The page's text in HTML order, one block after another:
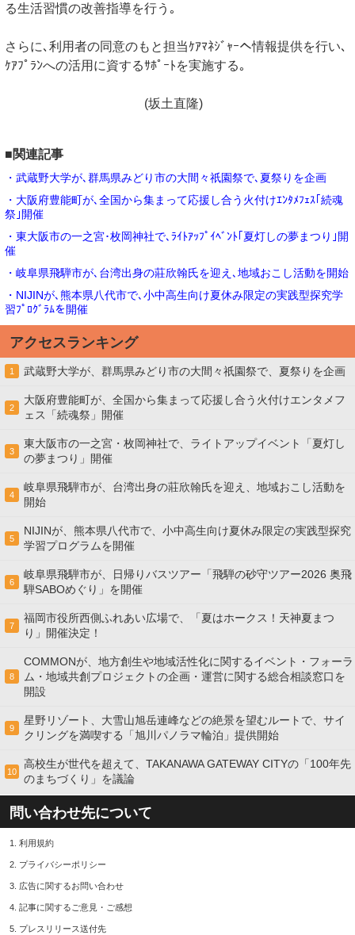
る生活習慣の改善指導を行う｡
さらに､利用者の同意のもと担当ｹｱﾏﾈｼﾞｬｰへ情報提供を行い､
ｹｱﾌﾟﾗﾝへの活用に資するｻﾎﾟｰﾄを実施する｡
(坂土直隆)
■関連記事
・武蔵野大学が､群馬県みどり市の大間々祇園祭で､夏祭りを企画
・大阪府豊能町が､全国から集まって応援し合う火付けｴﾝﾀﾒﾌｪｽ｢続魂
祭｣開催
・東大阪市の一之宮･枚岡神社で､ﾗｲﾄｱｯﾌﾟｲﾍﾞﾝﾄ｢夏灯しの夢まつり｣開
催
・岐阜県飛騨市が､台湾出身の莊欣翰氏を迎え､地域おこし活動を開始
・NIJINが､熊本県八代市で､小中高生向け夏休み限定の実践型探究学
習ﾌﾟﾛｸﾞﾗﾑを開催
アクセスランキング
1 武蔵野大学が、群馬県みどり市の大間々祇園祭で、夏祭りを企画
2
大阪府豊能町が、全国から集まって応援し合う火付けエンタメフ
ェス「続魂祭」開催
3
東大阪市の一之宮・枚岡神社で、ライトアップイベント「夏灯し
の夢まつり」開催
4
岐阜県飛騨市が、台湾出身の莊欣翰氏を迎え、地域おこし活動を
開始
5
NIJINが、熊本県八代市で、小中高生向け夏休み限定の実践型探究
学習プログラムを開催
6
岐阜県飛騨市が、日帰りバスツアー「飛騨の砂守ツアー2026 奥飛
騨SABOめぐり」を開催
7
福岡市役所西側ふれあい広場で、「夏はホークス！天神夏まつ
り」開催決定！
8
COMMONが、地方創生や地域活性化に関するイベント・フォーラ
ム・地域共創プロジェクトの企画・運営に関する総合相談窓口を
開設
9
星野リゾート、大雪山旭岳連峰などの絶景を望むルートで、サイ
クリングを満喫する「旭川パノラマ輪泊」提供開始
10
高校⽣が世代を超えて、TAKANAWA GATEWAY CITYの「100年先
のまちづくり」を議論
問い合わせ先について
1. 利用規約
2. プライバシーポリシー
3. 広告に関するお問い合わせ
4. 記事に関するご意見・ご感想
5. プレスリリース送付先